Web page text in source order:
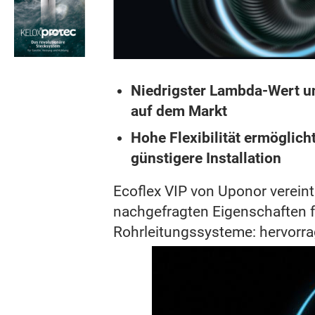
Niedrigster Lambda-Wert
auf dem Markt
Hohe Flexibilität
günstigere Installation
Ecoflex VIP von Uponor
nachgefragten Eigenschaften
Rohrleitungssysteme: